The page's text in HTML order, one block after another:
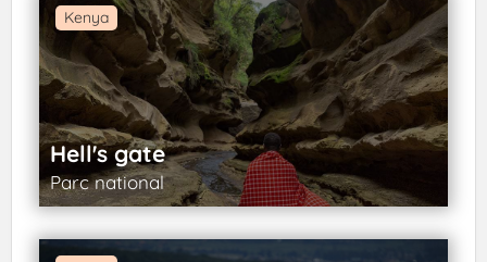
Kenya
Hell's gate
Parc national